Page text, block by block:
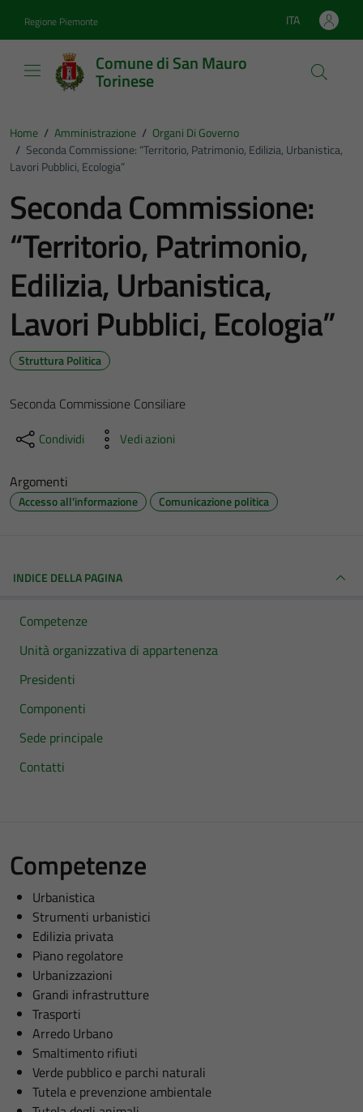
Regione Piemonte Lingua attiva:
ITA
Comune di San Mauro
Torinese
Home / Amministrazione / Organi Di Governo
/ Seconda Commissione: “Territorio, Patrimonio, Edilizia, Urbanistica,
Lavori Pubblici, Ecologia”
Seconda Commissione:
“Territorio, Patrimonio,
Edilizia, Urbanistica,
Lavori Pubblici, Ecologia”
Struttura Politica
Seconda Commissione Consiliare
Condividi Vedi azioni
Argomenti
Accesso all'informazione Comunicazione politica
INDICE DELLA PAGINA
Competenze
Unità organizzativa di appartenenza
Presidenti
Componenti
Sede principale
Contatti
Competenze
Urbanistica
Strumenti urbanistici
Edilizia privata
Piano regolatore
Urbanizzazioni
Grandi infrastrutture
Trasporti
Arredo Urbano
Smaltimento rifiuti
Verde pubblico e parchi naturali
Tutela e prevenzione ambientale